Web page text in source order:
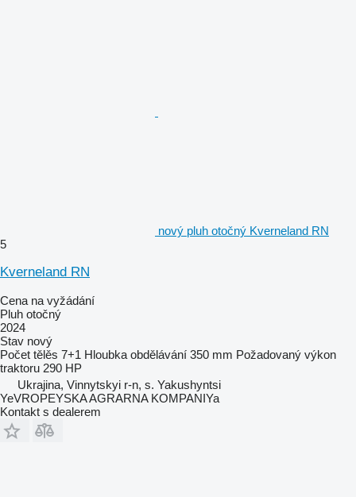
nový pluh otočný Kverneland RN
5
Kverneland RN
Cena na vyžádání
Pluh otočný
2024
Stav nový
Počet tělěs 7+1 Hloubka obdělávání 350 mm Požadovaný výkon
traktoru 290 HP
Ukrajina, Vinnytskyi r-n, s. Yakushyntsi
YeVROPEYSKA AGRARNA KOMPANIYa
Kontakt s dealerem